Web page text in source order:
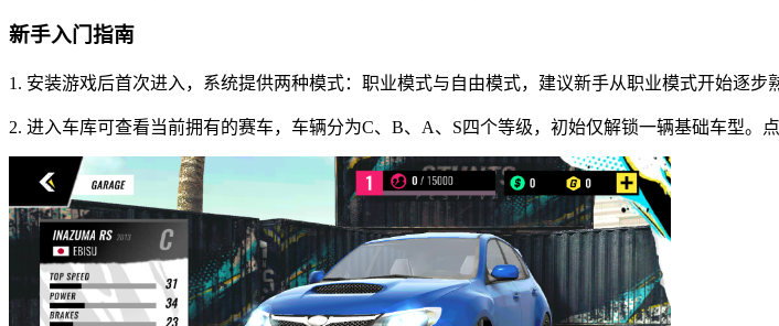
新手入门指南
1. 安装游戏后首次进入，系统提供两种模式：职业模式与自由模式，建议新手从职业模式开始逐步
2. 进入车库可查看当前拥有的赛车，车辆分为C、B、A、S四个等级，初始仅解锁一辆基础车型。